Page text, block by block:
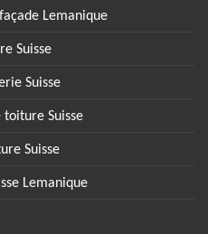
Lemanique
Suisse
Suisse
toiture Suisse
Suisse
Lemanique